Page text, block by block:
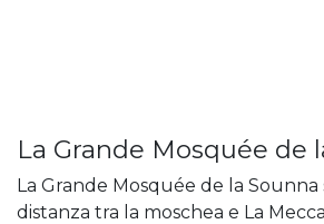
La Grande Mosquée de
La Grande Mosquée de la Sounna
distanza tra la moschea e La